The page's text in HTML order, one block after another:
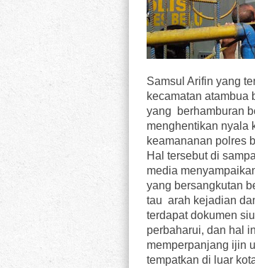
Samsul Arifin yang
kecamatan atambua
yang berhamburan
menghentikan nyala
keamananan polres
Hal tersebut di
media
yang bersangkutan
tau arah kejadian
terdapat dokumen
perbaharui, dan hal
memperpanjang ijin
tempatkan di luar